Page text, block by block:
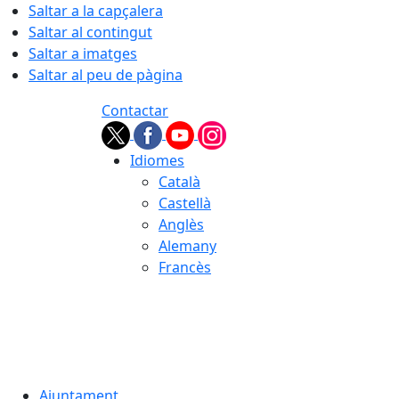
Saltar a la capçalera
Saltar al contingut
Saltar a imatges
Saltar al peu de pàgina
Contactar
Idiomes
Català
Castellà
Anglès
Alemany
Francès